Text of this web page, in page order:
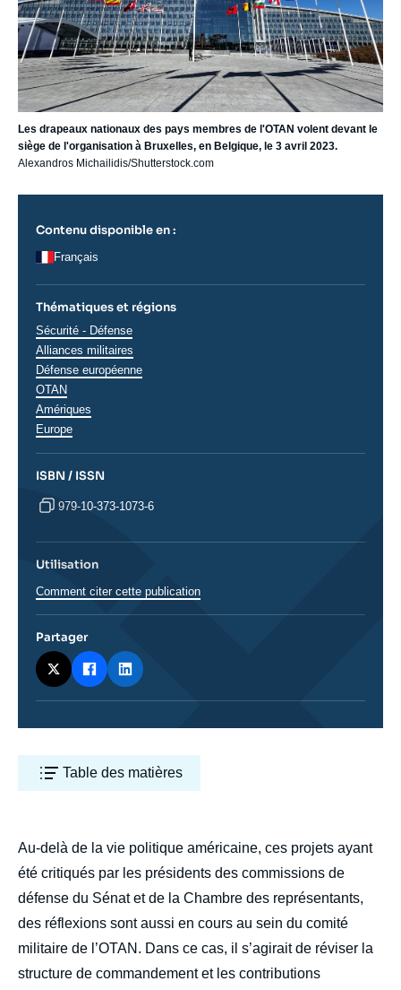
Les drapeaux nationaux des pays membres de l'OTAN volent devant le
siège de l'organisation à Bruxelles, en Belgique, le 3 avril 2023.
Alexandros Michailidis/Shutterstock.com
Table des matières
body
Au-delà de la vie politique américaine, ces projets ayant
été critiqués par les présidents des commissions de
défense du Sénat et de la Chambre des représentants,
des réflexions sont aussi en cours au sein du comité
militaire de l’OTAN. Dans ce cas, il s’agirait de réviser la
structure de commandement et les contributions
Contenu disponible en :
Français
Thématiques et régions
Thématiques
analyses
Sécurité - Défense
Alliances militaires
Défense européenne
OTAN
Régions
Amériques
Europe
ISBN / ISSN
979-10-373-1073-6
Utilisation
Comment citer cette publication
Partager